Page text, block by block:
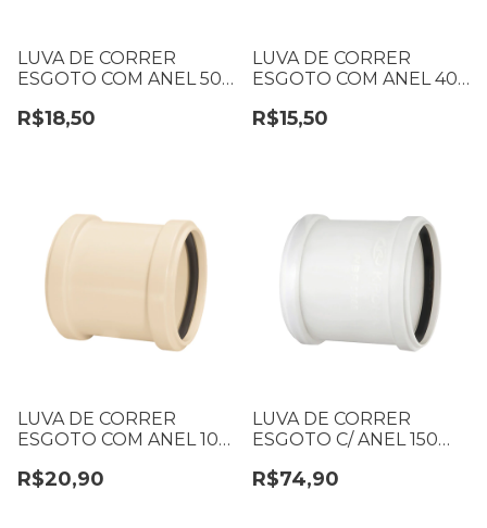
LUVA DE CORRER
ESGOTO COM ANEL 50
R$18,50
LUVA DE CORRER
ESGOTO COM ANEL 40
R$15,50
LUVA DE CORRER
ESGOTO COM ANEL 100
R$20,90
LUVA DE CORRER
ESGOTO C/ ANEL 150
R$74,90